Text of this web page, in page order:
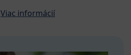
Viac informácií